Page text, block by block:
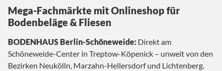
Mega-Fachmärkte mit Onlineshop für
Bodenbeläge & Fliesen
BODENHAUS Berlin-Schöneweide: Direkt am
Schöneweide-Center in Treptow-Köpenick – unweit von den
Bezirken Neukölln, Marzahn-Hellersdorf und Lichtenberg.